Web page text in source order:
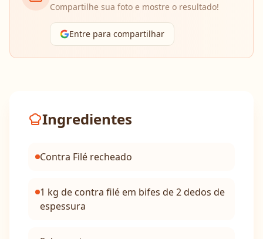
Compartilhe sua foto e mostre o resultado!
Entre para compartilhar
Ingredientes
Contra Filé recheado
1 kg de contra filé em bifes de 2 dedos de
espessura